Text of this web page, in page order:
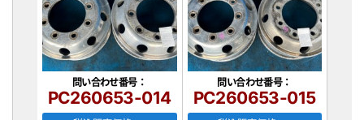
問い合わせ番号：
PC260653-014
問い合わせ番号：
PC260653-015